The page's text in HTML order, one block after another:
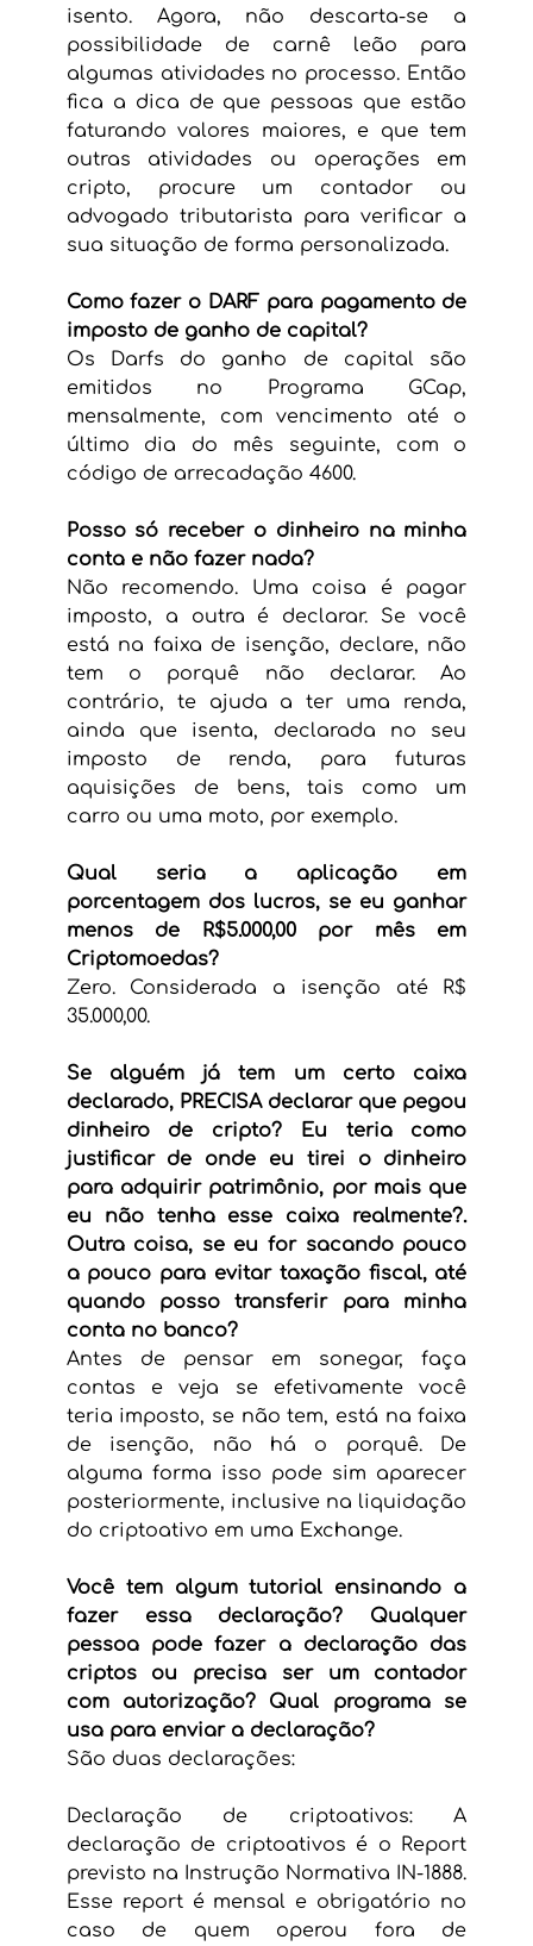
isento. Agora, não descarta-se a
possibilidade de carnê leão para
algumas atividades no processo. Então
fica a dica de que pessoas que estão
faturando valores maiores, e que tem
outras atividades ou operações em
cripto, procure um contador ou
advogado tributarista para verificar a
sua situação de forma personalizada.
Como fazer o DARF para pagamento de
imposto de ganho de capital?
Os Darfs do ganho de capital são
emitidos no Programa GCap,
mensalmente, com vencimento até o
último dia do mês seguinte, com o
código de arrecadação 4600.
Posso só receber o dinheiro na minha
conta e não fazer nada?
Não recomendo. Uma coisa é pagar
imposto, a outra é declarar. Se você
está na faixa de isenção, declare, não
tem o porquê não declarar. Ao
contrário, te ajuda a ter uma renda,
ainda que isenta, declarada no seu
imposto de renda, para futuras
aquisições de bens, tais como um
carro ou uma moto, por exemplo.
Qual seria a aplicação em
porcentagem dos lucros, se eu ganhar
menos de R$5.000,00 por mês em
Criptomoedas?
Zero. Considerada a isenção até R$
35.000,00.
Se alguém já tem um certo caixa
declarado, PRECISA declarar que pegou
dinheiro de cripto? Eu teria como
justificar de onde eu tirei o dinheiro
para adquirir patrimônio, por mais que
eu não tenha esse caixa realmente?.
Outra coisa, se eu for sacando pouco
a pouco para evitar taxação fiscal, até
quando posso transferir para minha
conta no banco?
Antes de pensar em sonegar, faça
contas e veja se efetivamente você
teria imposto, se não tem, está na faixa
de isenção, não há o porquê. De
alguma forma isso pode sim aparecer
posteriormente, inclusive na liquidação
do criptoativo em uma Exchange.
Você tem algum tutorial ensinando a
fazer essa declaração? Qualquer
pessoa pode fazer a declaração das
criptos ou precisa ser um contador
com autorização? Qual programa se
usa para enviar a declaração?
São duas declarações:
Declaração de criptoativos: A
declaração de criptoativos é o Report
previsto na Instrução Normativa IN-1888.
Esse report é mensal e obrigatório no
caso de quem operou fora de